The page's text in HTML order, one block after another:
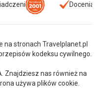
Doceniani
na stronach Travelplanet.pl
kodeksu cywilnego.
Znajdziesz nas również na
używa plików cookie.